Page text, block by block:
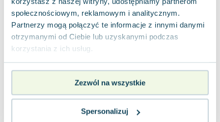
społecznościowym, reklamowym i analitycznym.
Partnerzy mogą połączyć te informacje z innymi danymi
otrzymanymi od Ciebie lub uzyskanymi podczas
korzystania z ich usług.
Zezwól na wszystkie
Spersonalizuj
Inne książki z tej samej kategorii